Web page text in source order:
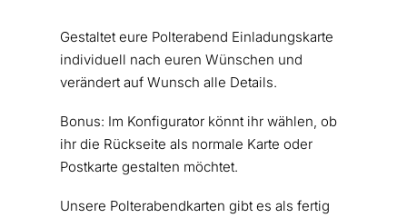
Gestaltet eure Polterabend Einladungskarte
individuell nach euren Wünschen und
verändert auf Wunsch alle Details.
Bonus: Im Konfigurator könnt ihr wählen, ob
ihr die Rückseite als normale Karte oder
Postkarte gestalten möchtet.
Unsere Polterabendkarten gibt es als fertig